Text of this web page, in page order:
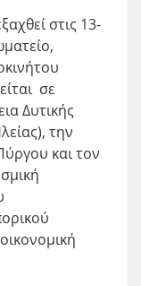
στις 13-
σε
Δυτικής
την
και τον